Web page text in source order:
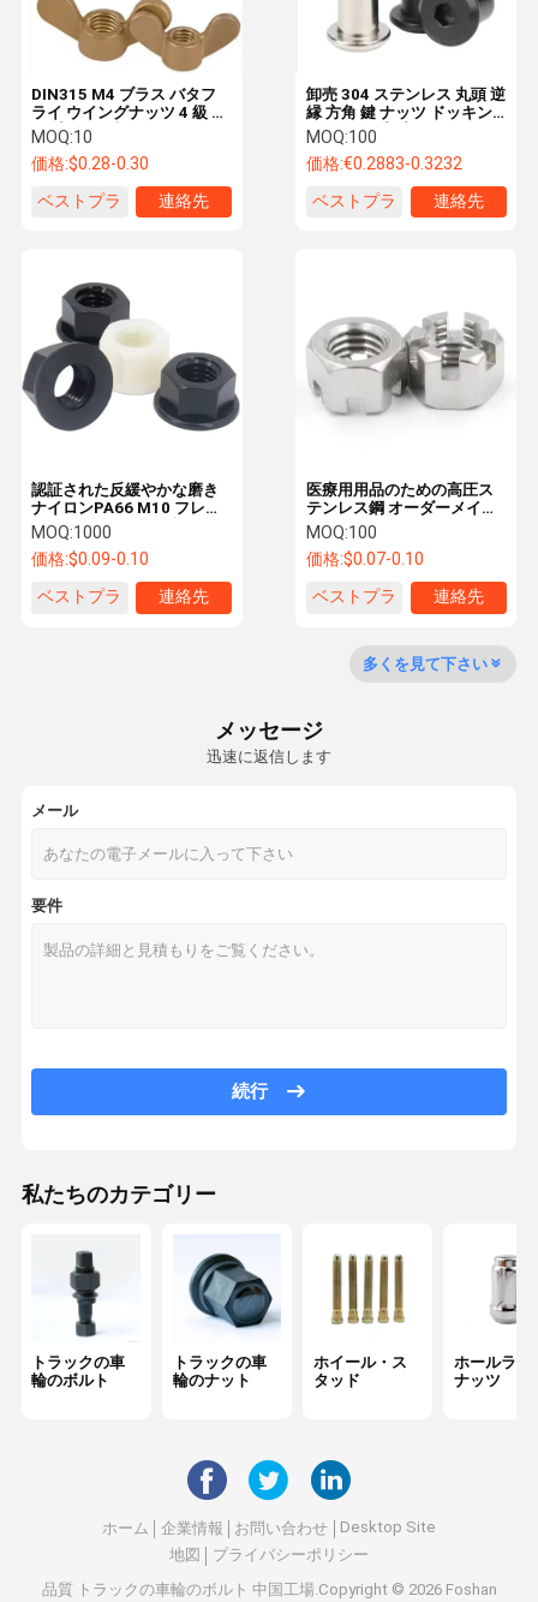
工場ツアー 品質管理 ニュース
て ください
U字型ボルト
センターベアリング
螺栓とナッツ
ハードウェアツール
自動車のブーシング
エンジン部品
ホイール・スペーサー
卸売 304 ステンレス 丸頭 逆
縁 方角 鍵 ナッツ ドッキン
グ クランプ プレート スクリ
ュー キャップ 自然色 クラス
4.8 6.8
MOQ:100
価格:€0.2883-0.3232
ベストプラ
連絡先
DIN315 M4 ブラス バタフ
ライ ウイングナッツ 4 級 シ
ンプルな仕上げ
MOQ:10
価格:$0.28-0.30
ベストプラ
連絡先
医療用用品のための高圧ス
テンレス鋼 オーダーメイド
ヘックスナッツとボルト工
場卸売
MOQ:100
価格:$0.07-0.10
ベストプラ
連絡先
認証された反緩やかな磨き
ナイロンPA66 M10 フレン
ズナッツとパッド ブラック
&ホワイト プラスチック&ス
テンレス・ステール フラッ
MOQ:1000
価格:$0.09-0.10
ベストプラ
連絡先
多くを見て下さい
メッセージ
迅速に返信します
メール
要件
続行
私たちのカテゴリー
トラックの車
輪のボルト
トラックの車
輪のナット
ホイール・ス
タッド
ホールラグ
ナッツ
ホーム 企業情報 お問い合わせ
Desktop Site
地図
プライバシーポリシー
品質 トラックの車輪のボルト 中国工場.Copyright © 2026 Foshan